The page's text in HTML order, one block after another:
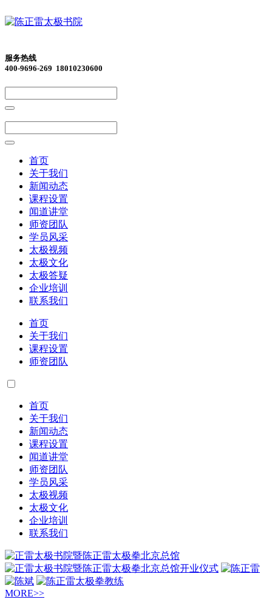
服务热线
400-9696-269 18010230600
首页
关于我们
新闻动态
课程设置
闻道讲堂
师资团队
学员风采
太极视频
太极文化
太极答疑
企业培训
联系我们
首页
关于我们
课程设置
师资团队
首页
关于我们
新闻动态
课程设置
闻道讲堂
师资团队
学员风采
太极视频
太极文化
企业培训
联系我们
MORE>>